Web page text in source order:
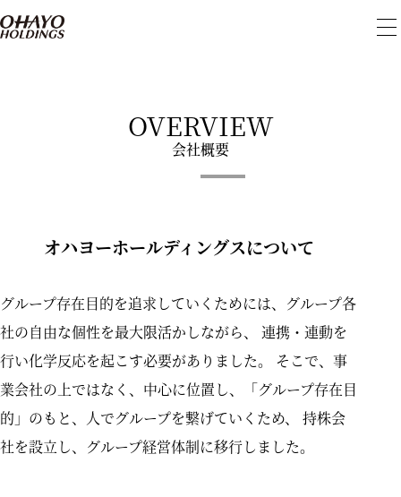
メ
OVERVIEW
会社概要
オハヨーホールディングスについて
グループ存在目的を追求していくためには、グループ各
社の自由な個性を最大限活かしながら、
連携・連動を
行い化学反応を起こす必要がありました。
そこで、事
業会社の上ではなく、中心に位置し、「グループ存在目
的」のもと、人でグループを繋げていくため、
持株会
社を設立し、グループ経営体制に移行しました。